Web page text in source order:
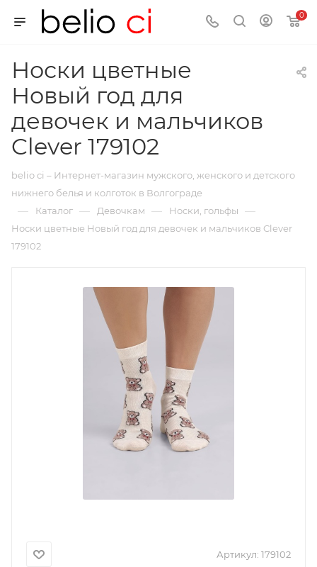
0
Носки цветные
Новый год для
девочек и мальчиков
Clever 179102
belio ci – Интернет-магазин мужского, женского и детского
нижнего белья и колготок в Волгограде
— Каталог — Девочкам — Носки, гольфы —
Носки цветные Новый год для девочек и мальчиков Clever
179102
Артикул: 179102